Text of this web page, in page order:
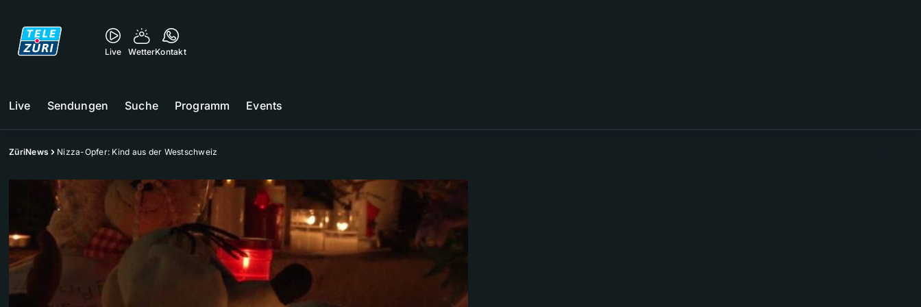
Live WetterKontakt
Live Sendungen Suche Programm Events
ZüriNews Nizza-Opfer: Kind aus der Westschweiz